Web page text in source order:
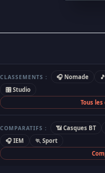
CLASSEMENTS : 🎧 Nomade
🎛 Studio
Tous
COMPARATIFS : 📶 Casques BT
🎧 IEM
🏃 Sport